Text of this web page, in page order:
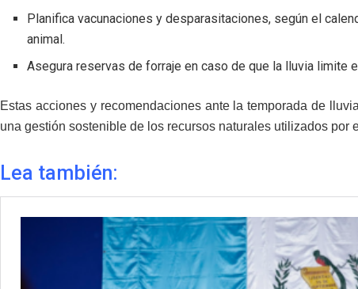
Planifica vacunaciones y desparasitaciones, según el
animal.
Asegura reservas de forraje en caso de que la lluvia limite
Estas acciones y recomendaciones ante la temporada de
una gestión sostenible de los recursos naturales utilizados por
Lea también: